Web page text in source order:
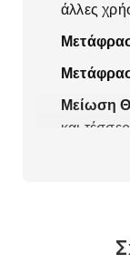
άλλες
Μείωση
και